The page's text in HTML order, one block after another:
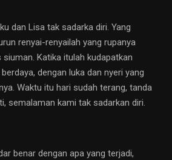
dan Lisa tak sadarka diri. Yang
renyai-renyailah yang rupanya
Katika itulah kudapatkan
dengan luka dan nyeri yang
Waktu itu hari sudah terang, tanda
semalaman kami tak sadarkan diri.
benar dengan apa yang terjadi,